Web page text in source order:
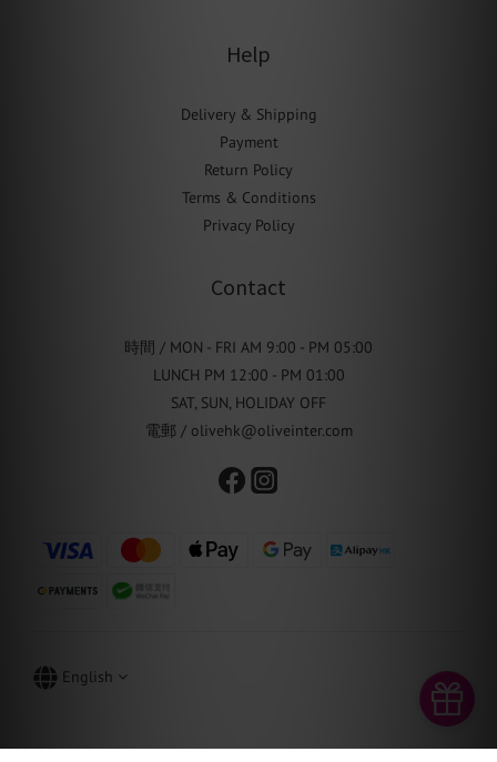
Help
Delivery & Shipping
Payment
Return Policy
Terms & Conditions
Privacy Policy
Contact
時間 / MON - FRI AM 9:00 - PM 05:00
LUNCH PM 12:00 - PM 01:00
SAT, SUN, HOLIDAY OFF
電郵 / olivehk@oliveinter.com
English